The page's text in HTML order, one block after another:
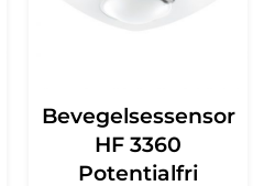
Bevegelsessensor
HF 3360
Potentialfri